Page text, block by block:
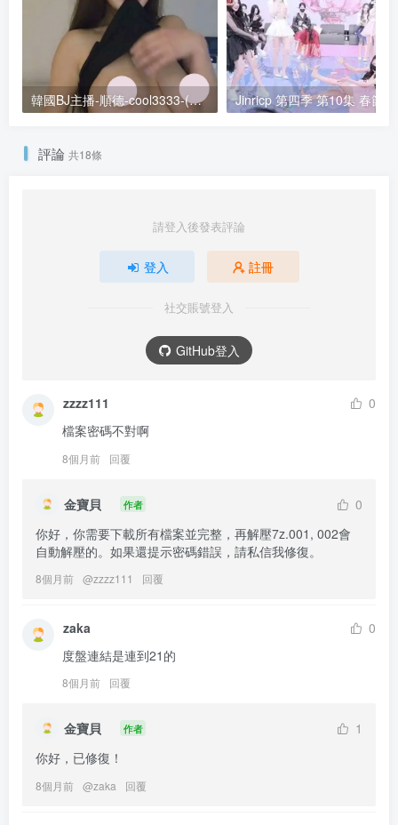
韓國BJ主播-順德-cool3333-(순덕) 個人直播 20240707 [3V/3.29G]
評論 共18條
請登入後發表評論
登入 註冊
社交賬號登入
GitHub登入
zzzz111
0
檔案密碼不對啊
8個月前 回覆
金寶貝
0
你好，你需要下載所有檔案並完整，再解壓7z.001, 002會
自動解壓的。如果還提示密碼錯誤，請私信我修復。
8個月前 @zzzz111 回覆
zaka
0
度盤連結是連到21的
8個月前 回覆
金寶貝
1
你好，已修復！
8個月前 @zaka 回覆